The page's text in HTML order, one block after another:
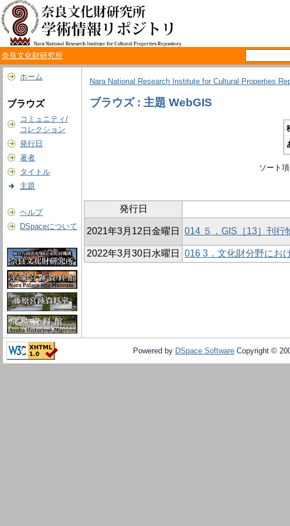
奈良文化財研究所
ホーム
ブラウズ
コミュニティ/
コレクション
発行日
著者
タイトル
主題
ヘルプ
DSpaceについて
Nara National Research Institute for Cultural Properties
ブラウズ : 主題 WebGIS
ソート
発行日
2021年3月12日金曜日 014 ５．GIS［13］刊行
2022年3月30日水曜日
016 3．文化財分野にお
Powered by DSpace Software Copyright ©